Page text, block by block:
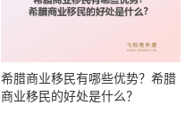
希腊商业移民有哪些优势？希腊
商业移民的好处是什么？